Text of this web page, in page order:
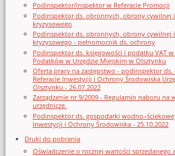
Podinspektor/inspektor w Referacie Promocji
Podinspektor ds. obronnych, obrony cywilnej i
kryzysowego
Podinspektor ds. obronnych, obrony cywilnej i
kryzysowego - pełnomocnik ds. ochrony
Podinspektor ds. księgowości i podatku VAT
Podatków w Urzędzie Miejskim w Olsztynku
Oferta pracy na zastępstwo - podinspektor
Referacie Inwestycji i Ochrony Środowiska
Olsztynku - 26.07.2022
Zarządzenie nr 9/2009 - Regulamin naboru na
urzędnicze.
Podinspektor ds. gospodarki
Inwestycji i Ochrony Środowiska - 25.10.2022
Druki do pobrania
Oświadczenie o rocznej wartości sprzedanego